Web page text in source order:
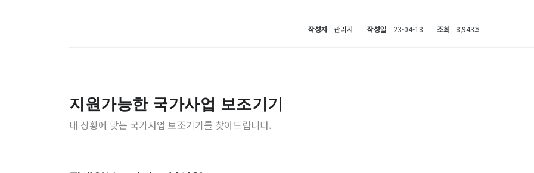
작성자 관리자 작성일 23-04-18 조회 8,943회
지원가능한 국가사업 보조기기
내 상황에 맞는 국가사업 보조기기를 찾아드립니다.